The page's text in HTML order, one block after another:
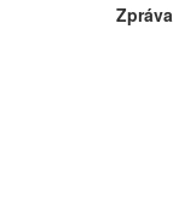
Zpráva